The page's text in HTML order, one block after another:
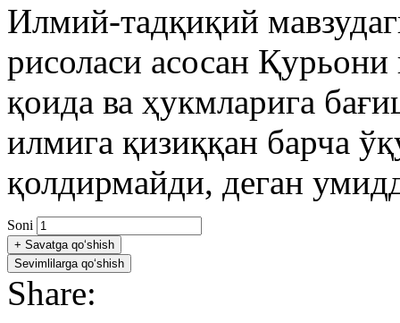
Илмий-тадқиқий
рисоласи асосан
қоида ва ҳукмларига
илмига қизиққан барча
қолдирмайди, деган
Soni
+ Savatga qo‘shish
Sevimlilarga qo‘shish
Share: